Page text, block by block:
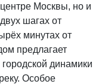
Москвы, но и
шагах от
минутах от
предлагает
динамики
Особое